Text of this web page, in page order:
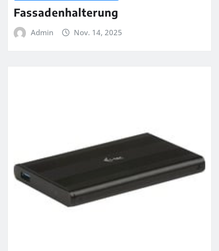
Fassadenhalterung
Admin Nov. 14, 2025